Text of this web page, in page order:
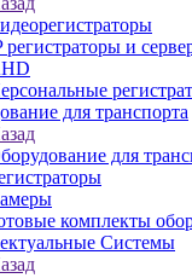
регистраторы и
для транспорта
для
комплекты
Системы